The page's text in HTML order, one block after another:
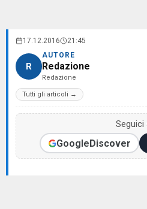
17.12.2016 21:45
R
AUTORE
Redazione
Redazione
Tutti gli articoli →
Seguici
GoogleDiscover